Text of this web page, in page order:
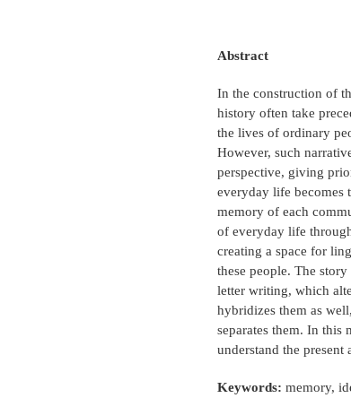
Abstract
In the construction of
history often take
the lives of ordinary
However, such
perspective, giving
everyday life becomes
memory of each
of everyday life
creating a space for
these people. The
letter writing, which
hybridizes them as
separates them. In this
understand the
Keywords: memory,